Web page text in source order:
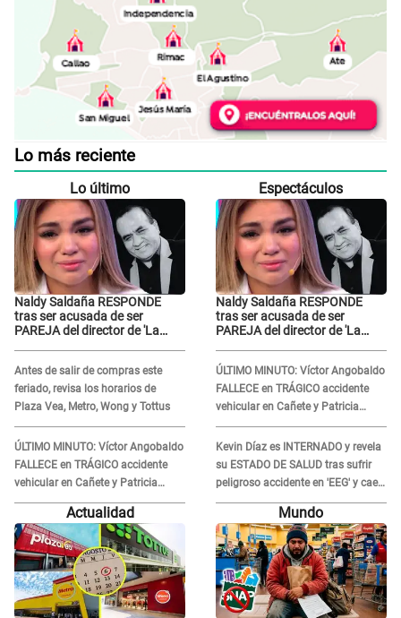
Lo más reciente
Lo último
Naldy Saldaña RESPONDE
tras ser acusada de ser
PAREJA del director de 'La
Antes de salir de compras este
feriado, revisa los horarios de
Plaza Vea, Metro, Wong y Tottus
ÚLTIMO MINUTO: Víctor Angobaldo
FALLECE en TRÁGICO accidente
vehicular en Cañete y Patricia
Alquinta lo confirma
Espectáculos
Naldy Saldaña RESPONDE
tras ser acusada de ser
PAREJA del director de 'La
"Quieren tapar lo evidente..."
ÚLTIMO MINUTO: Víctor Angobaldo
FALLECE en TRÁGICO accidente
vehicular en Cañete y Patricia
Alquinta lo confirma
Kevin Díaz es INTERNADO y revela
su ESTADO DE SALUD tras sufrir
peligroso accidente en 'EEG' y caer
desde altura de ocho metros
Actualidad Mundo